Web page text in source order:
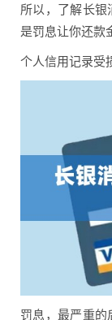
所以，了解长
是罚息让你还款
个人信用记录受
罚息，最严重